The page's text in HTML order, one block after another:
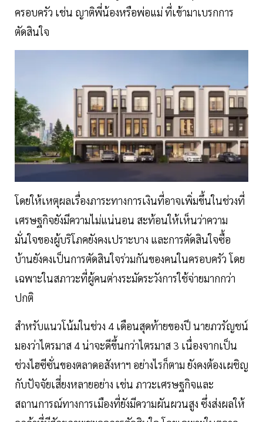
ครอบครัว เช่น ญาติพี่น้องหรือพ่อแม่ ที่เข้ามาเบรกการ
ตัดสินใจ
โดยให้เหตุผลเรื่องภาระทางการเงินที่อาจเพิ่มขึ้นในช่วงที่
เศรษฐกิจยังมีความไม่แน่นอน สะท้อนให้เห็นว่าความ
มั่นใจของผู้บริโภคยังคงเปราะบาง และการตัดสินใจซื้อ
บ้านยังคงเป็นการตัดสินใจร่วมกันของคนในครอบครัว โดย
เฉพาะในสภาวะที่ผู้คนต่างระมัดระวังการใช้จ่ายมากกว่า
ปกติ
สำหรับแนวโน้มในช่วง 4 เดือนสุดท้ายของปี นายภวรัญชน์
มองว่าไตรมาส 4 น่าจะดีขึ้นกว่าไตรมาส 3 เนื่องจากเป็น
ช่วงไฮซีซั่นของตลาดอสังหาฯ อย่างไรก็ตาม ยังคงต้องเผชิญ
กับปัจจัยเสี่ยงหลายอย่าง เช่น ภาวะเศรษฐกิจและ
สถานการณ์ทางการเมืองที่ยังมีความผันผวนสูง ซึ่งส่งผลให้